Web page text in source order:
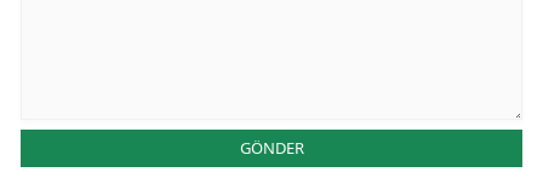
GÖNDER